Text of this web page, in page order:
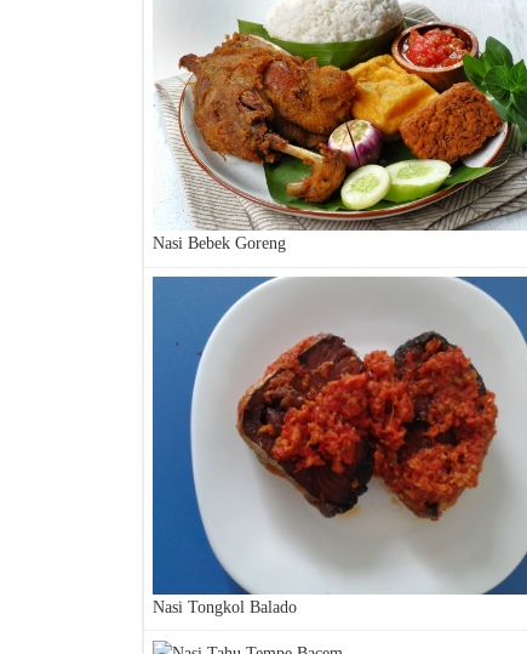
Nasi Bebek Goreng
Nasi Tongkol Balado